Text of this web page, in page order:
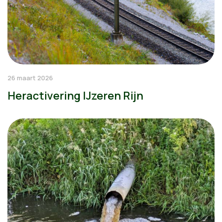
26 maart 2026
Heractivering IJzeren Rijn